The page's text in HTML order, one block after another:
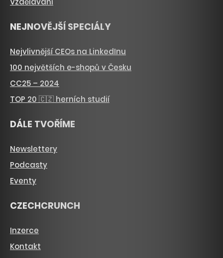
NEJNOVĚJŠÍ SPECIÁLY
Nejvlivnější CEOs na LinkedInu
100 největších e-shopů v Česku
CC25 – 2024
TOP 20 🇨🇿 herních studií
DÁLE TVOŘÍME
Newslettery
Podcasty
Eventy
CZECHCRUNCH
Inzerce
Kontakt